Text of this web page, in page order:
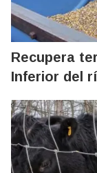
Recupera
Inferior del